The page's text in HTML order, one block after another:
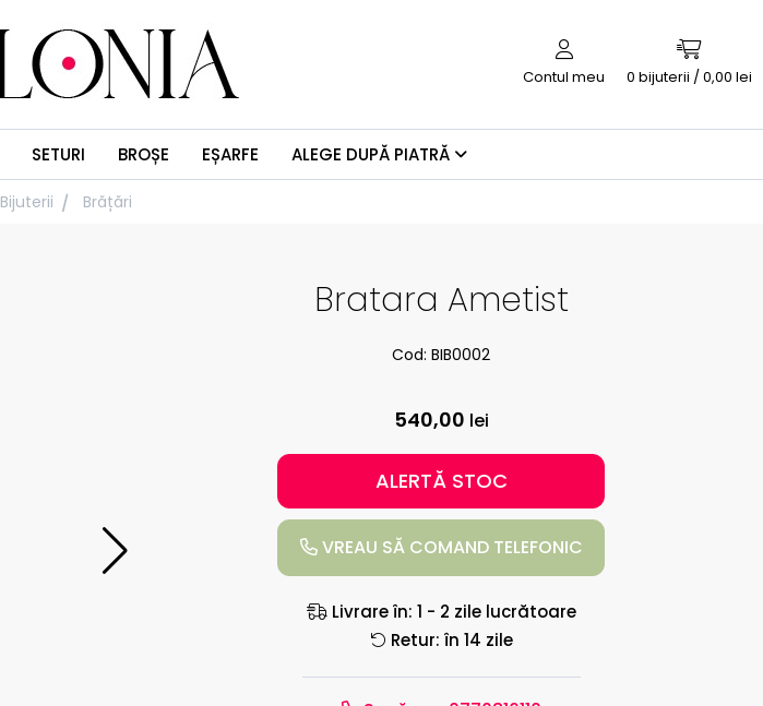
Contul meu 0 bijuterii / 0,00 lei
SETURI BROȘE EȘARFE ALEGE DUPĂ PIATRĂ
Bijuterii Brățări
Bratara Ametist
Cod: BIB0002
540,00 lei
ALERTĂ STOC
VREAU SĂ COMAND TELEFONIC
Livrare în: 1 - 2 zile lucrătoare
Retur: în 14 zile